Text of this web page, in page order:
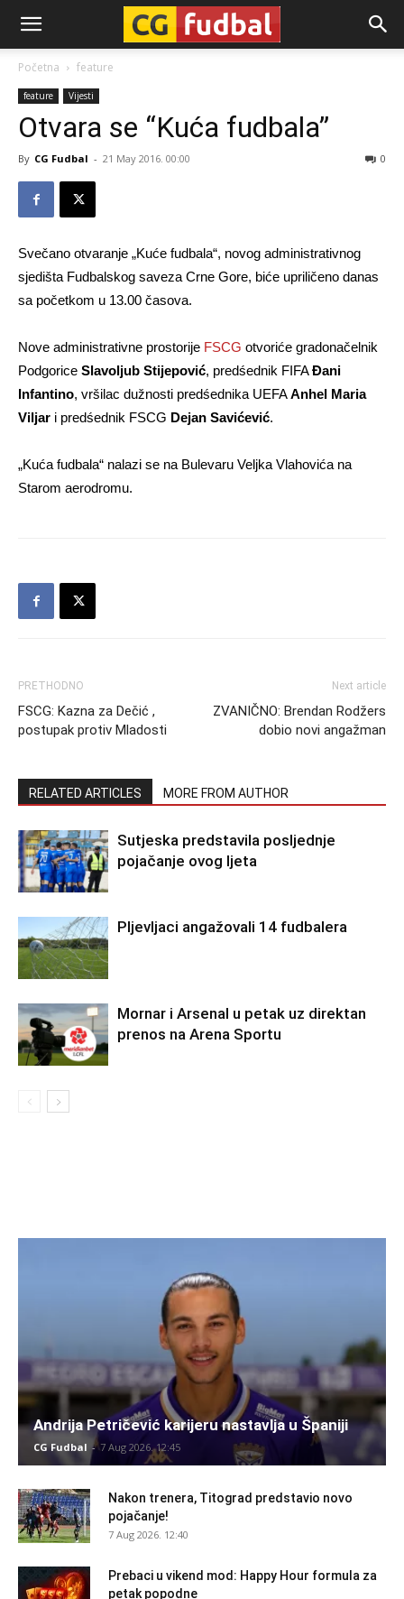
CG-
Fudbal
Početna feature
feature Vijesti
Otvara se “Kuća fudbala”
By CG Fudbal - 21 May 2016. 00:00 0
Svečano otvaranje „Kuće fudbala“, novog administrativnog
sjedišta Fudbalskog saveza Crne Gore, biće upriličeno danas
sa početkom u 13.00 časova.
Nove administrativne prostorije FSCG otvoriće gradonačelnik
Podgorice Slavoljub Stijepović, predśednik FIFAĐani
Infantino, vršilac dužnosti predśednika UEFAAnhel Maria
Viljar i predśednik FSCG Dejan Savićević.
„Kuća fudbala“ nalazi se na Bulevaru Veljka Vlahovića na
Starom aerodromu.
PRETHODNO
FSCG: Kazna za Dečić ,
postupak protiv Mladosti
Next article
ZVANIČNO: Brendan Rodžers
dobio novi angažman
RELATED ARTICLES MORE FROM AUTHOR
Sutjeska predstavila posljednje
pojačanje ovog ljeta
Pljevljaci angažovali 14 fudbalera
Mornar i Arsenal u petak uz direktan
prenos na Arena Sportu
Andrija Petričević karijeru nastavlja u Španiji
CG Fudbal - 7 Aug 2026. 12:45
Nakon trenera, Titograd predstavio novo
pojačanje!
7 Aug 2026. 12:40
Prebaci u vikend mod: Happy Hour formula za
petak popodne